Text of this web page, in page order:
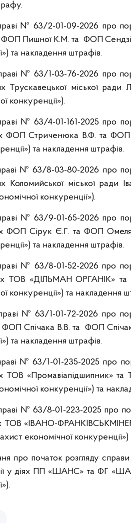
№ 63/2-01-09-2026 про
ФОП Пишної К.М. та ФОП
та накладення штрафів.
№ 63/1-03-76-2026 про
Трускавецької міської ради
конкуренції»).
№ 63/4-01-161-2025 про
ФОП Стриченюка В.Ф. та ФОП
та накладення штрафів.
№ 63/8-03-80-2026 про
Коломийської міської ради
конкуренції»).
№ 63/9-01-65-2026 про
ФОП Сірук Є.Г. та ФОП
та накладення штрафів.
№ 63/8-01-52-2026 про
ТОВ «ДІЛЬМАН ОРГАНІК»
конкуренції») та накладення
№ 63/1-01-72-2026 про
ФОП Спічака В.В. та ФОП
та накладення штрафів.
№ 63/1-01-235-2025 про
ТОВ «Промавіапідшипник» та
конкуренції») та
№ 63/8-01-223-2025 про
ТОВ «ІВАНО-
економічної
про початок розгляду
у діях ПП «ШАНС» та ФГ